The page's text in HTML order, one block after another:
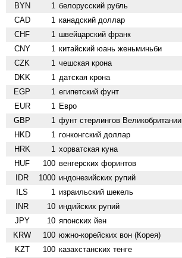
BYN 1 белорусский рубль
CAD 1 канадский доллар
CHF 1 швейцарский франк
CNY 1 китайский юань женьминьби
CZK 1 чешская крона
DKK 1 датская крона
EGP 1 египетский фунт
EUR 1 Евро
GBP 1 фунт стерлингов Велико­британии
HKD 1 гонконгский доллар
HRK 1 хорватская куна
HUF 100 венгерских форинтов
IDR 1000 индонезийских рупий
ILS 1 израильский шекель
INR 10 индийских рупий
JPY 10 японских йен
KRW 100 южно-корейских вон (Корея)
KZT 100 казахстанских тенге